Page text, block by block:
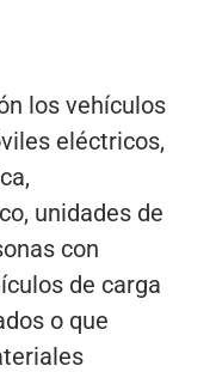
los vehículos
eléctricos,
unidades de
con
de carga
o que